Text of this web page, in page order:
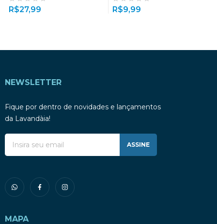
R$27,99 R$9,99
NEWSLETTER
Fique por dentro de novidades e lançamentos
da Lavandàia!
ASSINE
MAPA